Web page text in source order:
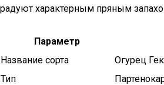
радуют характерным пряным
Параметр
Название сорта
Огурец
Тип